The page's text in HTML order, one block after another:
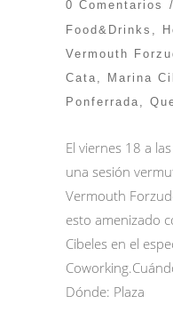
0 Comentarios
Food&Drinks
Vermouth
Cata
Marina
Ponferrada
El viernes 18 a
una sesión
Vermouth
esto amenizado
Cibeles en el
Dónde: Plaza